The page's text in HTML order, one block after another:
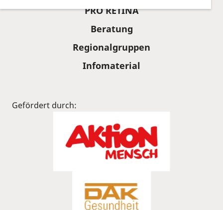
PRO RETINA
Beratung
Regionalgruppen
Infomaterial
Gefördert durch: